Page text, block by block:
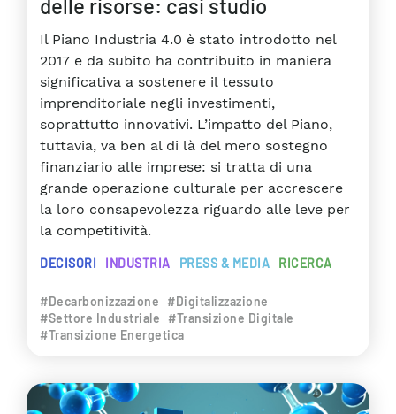
delle risorse: casi studio
Il Piano Industria 4.0 è stato introdotto nel
2017 e da subito ha contribuito in maniera
significativa a sostenere il tessuto
imprenditoriale negli investimenti,
soprattutto innovativi. L’impatto del Piano,
tuttavia, va ben al di là del mero sostegno
finanziario alle imprese: si tratta di una
grande operazione culturale per accrescere
la loro consapevolezza riguardo alle leve per
la competitività.
DECISORI INDUSTRIA PRESS & MEDIA RICERCA
#Decarbonizzazione
#Digitalizzazione
#Settore Industriale
#Transizione Digitale
#Transizione Energetica